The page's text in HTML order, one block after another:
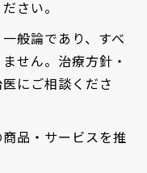
さい。
般論であり、すべ
せん。治療方針・
にご相談くださ
品・サービスを推